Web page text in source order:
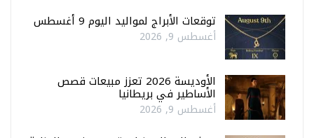
توقعات الأبراج لمواليد اليوم 9 أغسطس
أغسطس 9, 2026
الأوديسة 2026 تعزز مبيعات قصص
الأساطير في بريطانيا
أغسطس 9, 2026